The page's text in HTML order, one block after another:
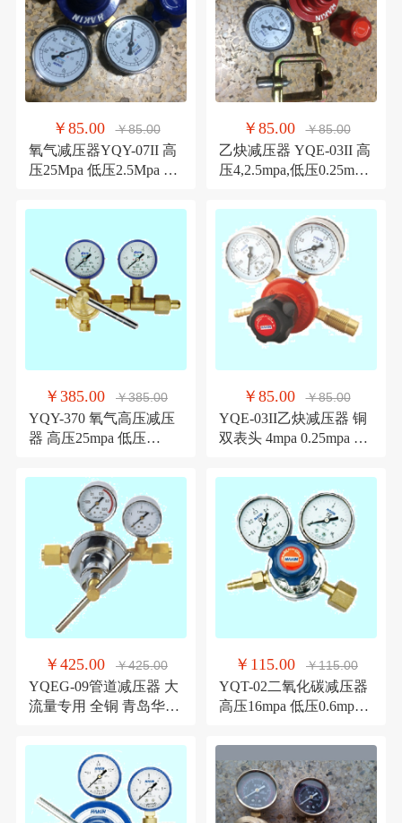
￥85.00 ￥85.00
氧气减压器YQY-07II 高
压25Mpa 低压2.5Mpa 青
￥85.00 ￥85.00
乙炔减压器 YQE-03II 高
压4,2.5mpa,低压0.25mpa
￥385.00 ￥385.00
YQY-370 氧气高压减压
器 高压25mpa 低压
￥85.00 ￥85.00
YQE-03II乙炔减压器 铜
双表头 4mpa 0.25mpa 青
￥425.00 ￥425.00
YQEG-09管道减压器 大
流量专用 全铜 青岛华青
￥115.00 ￥115.00
YQT-02二氧化碳减压器
高压16mpa 低压0.6mpa